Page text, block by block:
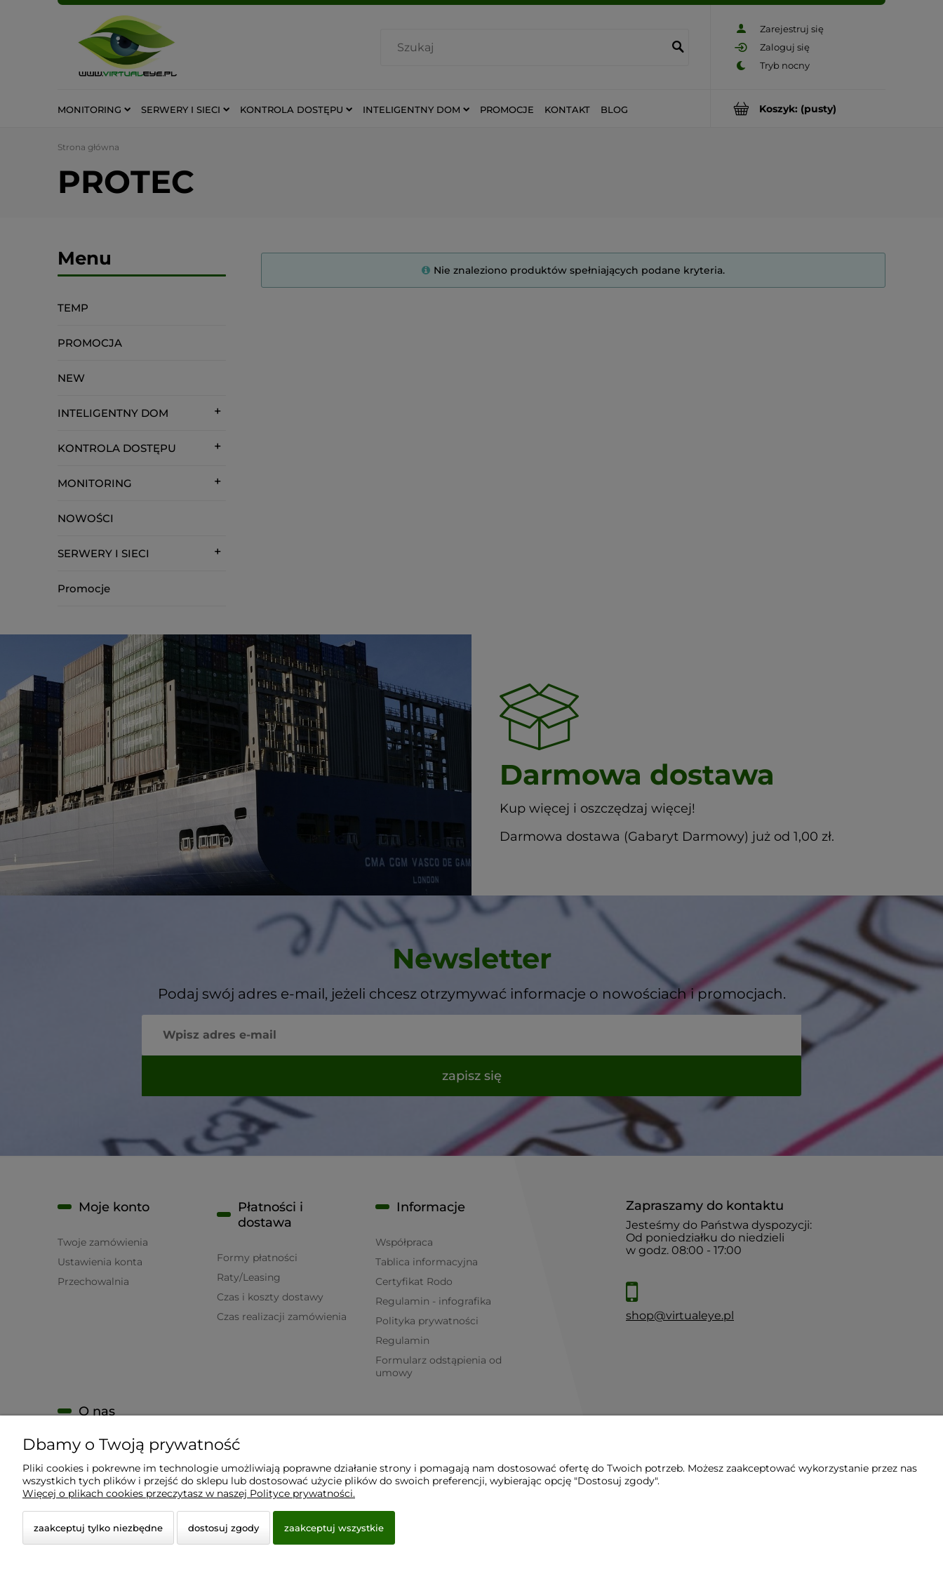
Zarejestruj się
Zaloguj się
Koszyk: (pusty)
MONITORING SERWERY I SIECI KONTROLA DOSTĘPU INTELIGENTNY DOM PROMOCJE KONTAKT BLOG
Strona główna
PROTEC
Menu
TEMP
PROMOCJA
NEW
INTELIGENTNY DOM
KONTROLA DOSTĘPU
MONITORING
NOWOŚCI
SERWERY I SIECI
Promocje
Nie znaleziono produktów spełniających podane kryteria.
Darmowa dostawa
Kup więcej i oszczędzaj więcej!
Darmowa dostawa (Gabaryt Darmowy) już od 1,00 zł.
Newsletter
Podaj swój adres e-mail, jeżeli chcesz otrzymywać informacje o nowościach i promocjach.
zapisz się
Zapraszamy do kontaktu
Jesteśmy do Państwa dyspozycji:
Od poniedziałku do niedzieli
w godz. 08:00 - 17:00
shop@virtualeye.pl
Moje konto
Twoje zamówienia
Ustawienia konta
Przechowalnia
Płatności i
dostawa
Formy płatności
Raty/Leasing
Czas i koszty dostawy
Czas realizacji zamówienia
Informacje
Współpraca
Tablica informacyjna
Certyfikat Rodo
Regulamin - infografika
Polityka prywatności
Regulamin
Formularz odstąpienia od
umowy
O nas
KONTAKT
O firmie
Nagrody i wyróżnienia
Dbamy o Twoją prywatność
Pliki cookies i pokrewne im technologie umożliwiają poprawne działanie strony i pomagają nam dostosować ofertę do Twoich potrzeb. Możesz zaakceptować wykorzystanie przez nas
wszystkich tych plików i przejść do sklepu lub dostosować użycie plików do swoich preferencji, wybierając opcję "Dostosuj zgody".
Więcej o plikach cookies przeczytasz w naszej Polityce prywatności.
zaakceptuj tylko niezbędne dostosuj zgody zaakceptuj wszystkie